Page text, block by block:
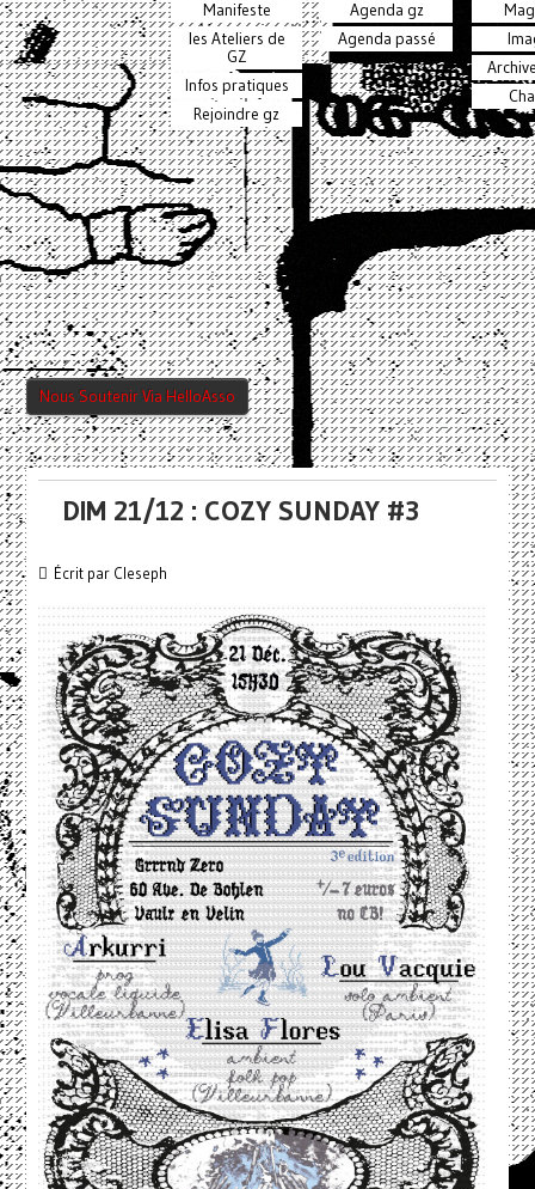
Manifeste
les Ateliers de
GZ
Infos pratiques
Rejoindre gz
Agenda gz
Agenda passé
Nous Soutenir Via HelloAsso
DIM 21/12 : COZY SUNDAY #3
Écrit par Cleseph